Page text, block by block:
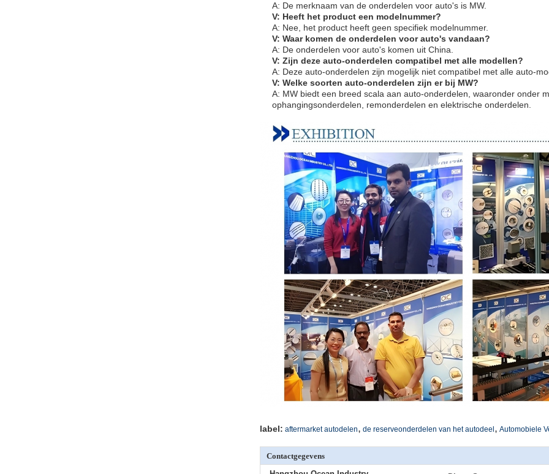
A: De merknaam van de onderdelen voor auto's is MW.
V: Heeft het product een modelnummer?
A: Nee, het product heeft geen specifiek modelnummer.
V: Waar komen de onderdelen voor auto's vandaan?
A: De onderdelen voor auto's komen uit China.
V: Zijn deze auto-onderdelen compatibel met alle modellen?
A: Deze auto-onderdelen zijn mogelijk niet compatibel met alle auto-
V: Welke soorten auto-onderdelen zijn er bij MW?
A: MW biedt een breed scala aan auto-onderdelen, waaronder onder
ophangingsonderdelen, remonderdelen en elektrische onderdelen.
label: aftermarket autodelen, de reserveonderdelen van het autodeel , Automobiele
Contactgegevens